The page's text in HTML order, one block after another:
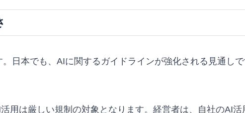
日本でも、AIに関するガイドラインが強化される見通し
用は厳しい規制の対象となります。経営者は、自社のAI